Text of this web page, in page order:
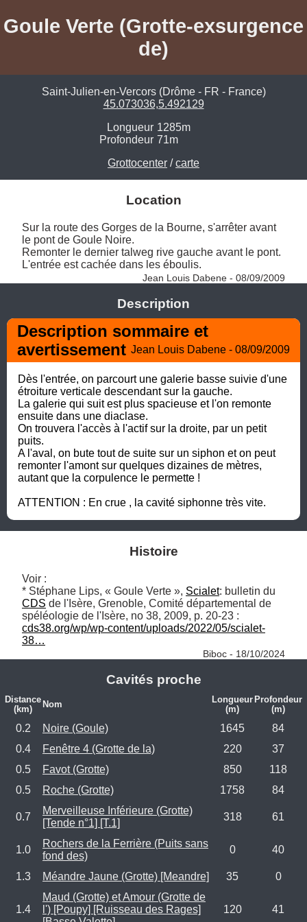
Goule Verte (Grotte-exsurgence
de)
Saint-Julien-en-Vercors (Drôme - FR - France)
45.073036,5.492129
Longueur 1285m
Profondeur 71m
Grottocenter /carte
Location
Sur la route des Gorges de la Bourne, s'arrêter avant
le pont de Goule Noire.
Remonter le dernier talweg rive gauche avant le pont.
L'entrée est cachée dans les éboulis.
Jean Louis Dabene - 08/09/2009
Description
Description sommaire et
avertissement Jean Louis Dabene - 08/09/2009
Dès l'entrée, on parcourt une galerie basse suivie d'une
étroiture verticale descendant sur la gauche.
La galerie qui suit est plus spacieuse et l'on remonte
ensuite dans une diaclase.
On trouvera l'accès à l'actif sur la droite, par un petit
puits.
A l'aval, on bute tout de suite sur un siphon et on peut
remonter l'amont sur quelques dizaines de mètres,
autant que la corpulence le permette !
ATTENTION : En crue , la cavité siphonne très vite.
Histoire
Voir :
* Stéphane Lips, « Goule Verte », Scialet
CDS de l'Isère, Grenoble, Comité départemental de
cds38.org/wp/wp-content/uploads/2022/05/scialet-
38…
Biboc - 18/10/2024
Cavités proche
Distance
(km)
Nom
Longueur
(m)
Profondeur
(m)
0.2 Noire (Goule) 1645
84
0.4
Fenêtre 4 (Grotte de la) 220
37
0.5
Favot (Grotte) 850
118
0.5
Roche (Grotte) 1758 84
0.7
Merveilleuse Inférieure (Grotte)
[Tende n°1] [T.1]
318 61
1.0
Rochers de la Ferrière (Puits sans
fond des)
0 40
1.3 Méandre Jaune (Grotte) [Meandre] 35 0
1.4
Maud (Grotte) et Amour (Grotte de
l') [Poupy] [Ruisseau des Rages]
120 41